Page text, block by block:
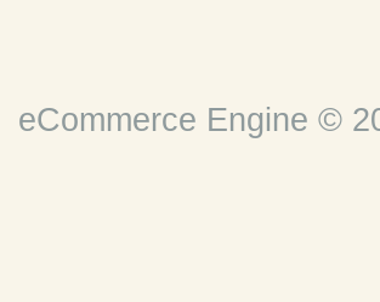
eCommerce Engine ©